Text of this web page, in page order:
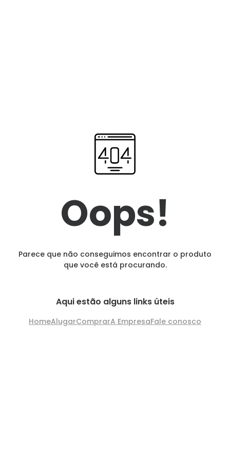
Oops!
Parece que não conseguimos encontrar o produto
que você está procurando.
Aqui estão alguns links úteis
HomeAlugarComprarA EmpresaFale conosco